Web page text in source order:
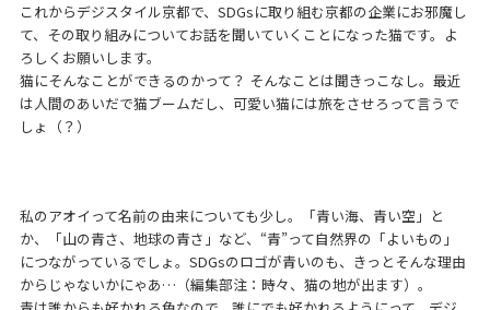
これからデジスタイル京都で、SDGsに取り組む京都の企業にお邪魔し
て、その取り組みについてお話を聞いていくことになった猫です。よ
ろしくお願いします。
猫にそんなことができるのかって？ そんなことは聞きっこなし。最近
は人間のあいだで猫ブームだし、可愛い猫には旅をさせろって言うで
しょ（？）
私のアオイって名前の由来についても少し。「青い海、青い空」と
か、「山の青さ、地球の青さ」など、“青”って自然界の「よいもの」
につながっているでしょ。SDGsのロゴが青いのも、きっとそんな理由
からじゃないかにゃあ…（編集部注：時々、猫の地が出ます）。